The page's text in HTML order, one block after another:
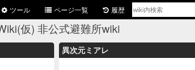
ツール ページ一覧 履歴
仮) 非公式避難所wiki
異次元ミアレ